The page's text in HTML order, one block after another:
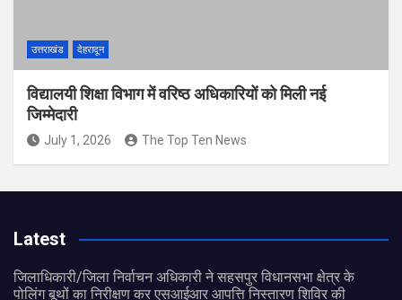
उत्तराखंड देहरादून
विद्यालयी शिक्षा विभाग में वरिष्ठ अधिकारियों को मिली नई
जिम्मेदारी
July 1, 2026 The Top Ten News
Latest
जिलाधिकारी/जिला निर्वाचन अधिकारी ने सहसपुर विधानसभा क्षेत्र के
पोलिंग बूथों का निरीक्षण कर एसआईआर आपत्ति निस्तारण शिविर की